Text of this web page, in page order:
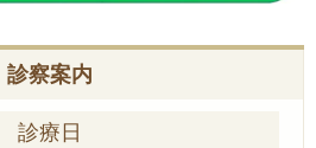
診察案内
診療日